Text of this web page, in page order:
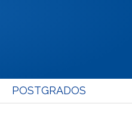
POSTGRADOS